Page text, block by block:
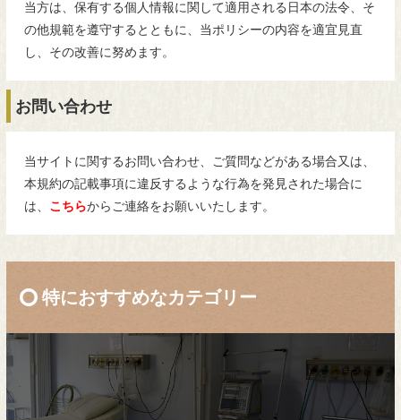
当方は、保有する個人情報に関して適用される日本の法令、そ
の他規範を遵守するとともに、当ポリシーの内容を適宜見直
し、その改善に努めます。
お問い合わせ
当サイトに関するお問い合わせ、ご質問などがある場合又は、
本規約の記載事項に違反するような行為を発見された場合に
は、 こちらからご連絡をお願いいたします。
特におすすめなカテゴリー